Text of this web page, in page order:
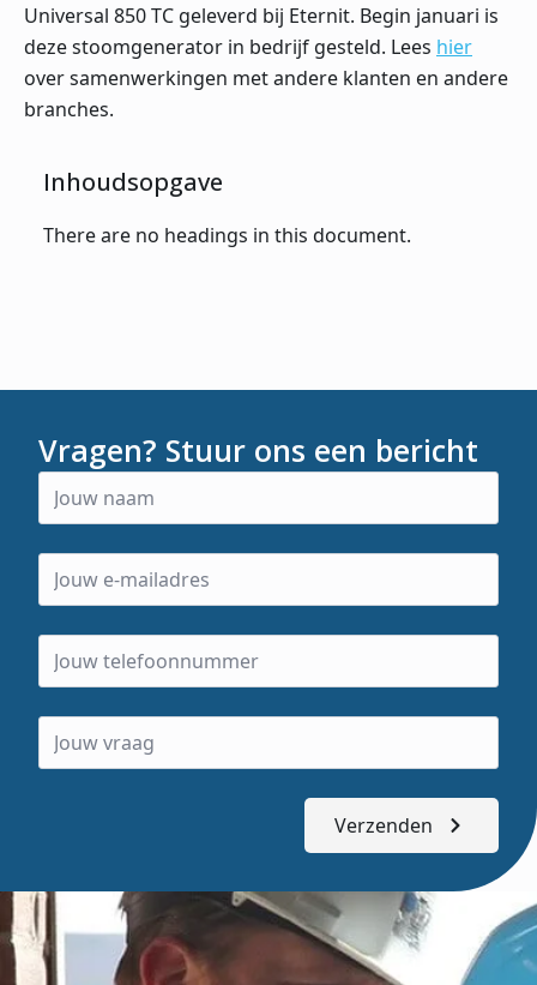
Universal 850 TC geleverd bij Eternit. Begin januari is
deze stoomgenerator in bedrijf gesteld. Lees hier
over samenwerkingen met andere klanten en andere
branches.
Inhoudsopgave
There are no headings in this document.
Vragen? Stuur ons een bericht
Verzenden